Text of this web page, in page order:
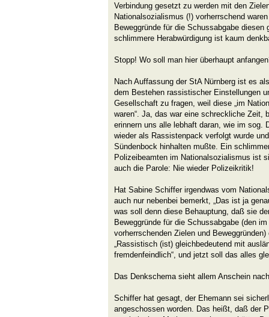
Verbindung gesetzt zu werden mit den
Nationalsozialismus (!) vorherrschend
Beweggründe für die Schussabgabe
schlimmere Herabwürdigung ist kaum
Stopp! Wo soll man hier überhaupt
Nach Auffassung der StA Nürnberg ist es
dem Bestehen rassistischer Einstellungen
Gesellschaft zu fragen, weil diese „im
waren“. Ja, das war eine schreckliche Zeit,
erinnern uns alle lebhaft daran, wie im sog.
wieder als Rassistenpack verfolgt wurde
Sündenbock hinhalten mußte. Ein
Polizeibeamten im Nationalsozialismus ist
auch die Parole: Nie wieder Polizeikritik!
Hat Sabine Schiffer irgendwas vom
auch nur nebenbei bemerkt, „Das ist ja
was soll denn diese Behauptung, daß sie
Beweggründe für die Schussabgabe (den
vorherrschenden Zielen und
„Rassistisch (ist) gleichbedeutend mit
fremdenfeindlich“, und jetzt soll das alles
Das Denkschema sieht allem Anschein
Schiffer hat gesagt, der Ehemann sei
angeschossen worden. Das heißt, daß der